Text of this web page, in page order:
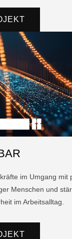
im Umgang mit
Menschen und
im Arbeitsalltag.